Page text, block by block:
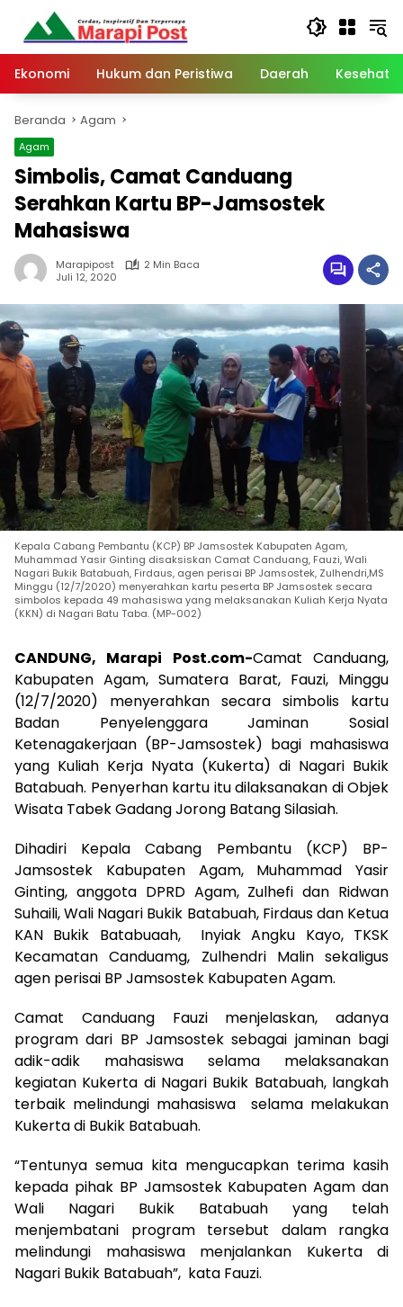
Langsung
konten
Ekonomi
Hukum dan Peristiwa Daerah
Beranda Agam
Agam
Simbolis, Camat Canduang
Serahkan Kartu BP-Jamsostek
Mahasiswa
Marapipost
2 Min Baca
Juli 12, 2020
Kepala Cabang Pembantu (KCP) BP Jamsostek Kabupaten Agam,
Muhammad Yasir Ginting disaksiskan Camat Canduang, Fauzi, Wali
Nagari Bukik Batabuah, Firdaus, agen perisai BP Jamsostek, Zulhendri,MS
Minggu (12/7/2020) menyerahkan kartu peserta BP Jamsostek secara
simbolos kepada 49 mahasiswa yang melaksanakan Kuliah Kerja Nyata
(KKN) di Nagari Batu Taba. (MP-002)
CANDUNG, Marapi Post.com-Camat Canduang,
Kabupaten Agam, Sumatera Barat, Fauzi, Minggu
(12/7/2020) menyerahkan secara simbolis kartu
Badan Penyelenggara Jaminan Sosial
Ketenagakerjaan (BP-Jamsostek) bagi mahasiswa
yang Kuliah Kerja Nyata (Kukerta) di Nagari Bukik
Batabuah. Penyerhan kartu itu dilaksanakan di Objek
Wisata Tabek Gadang Jorong Batang Silasiah.
Dihadiri Kepala Cabang Pembantu (KCP) BP-
Jamsostek Kabupaten Agam, Muhammad Yasir
Ginting, anggota DPRD Agam, Zulhefi dan Ridwan
Suhaili, Wali Nagari Bukik Batabuah, Firdaus dan Ketua
KAN Bukik Batabuaah, Inyiak Angku Kayo, TKSK
Kecamatan Canduamg, Zulhendri Malin sekaligus
agen perisai BP Jamsostek Kabupaten Agam.
Camat Canduang Fauzi menjelaskan, adanya
program dari BP Jamsostek sebagai jaminan bagi
adik-adik mahasiswa selama melaksanakan
kegiatan Kukerta di Nagari Bukik Batabuah, langkah
terbaik melindungi mahasiswa selama melakukan
Kukerta di Bukik Batabuah.
“Tentunya semua kita mengucapkan terima kasih
kepada pihak BP Jamsostek Kabupaten Agam dan
Wali Nagari Bukik Batabuah yang telah
menjembatani program tersebut dalam rangka
melindungi mahasiswa menjalankan Kukerta di
Nagari Bukik Batabuah”, kata Fauzi.